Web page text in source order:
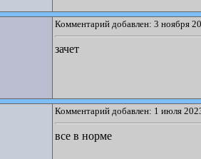
Комментарий добавлен: 3 ноября
зачет
Комментарий добавлен: 1 июля
все в норме